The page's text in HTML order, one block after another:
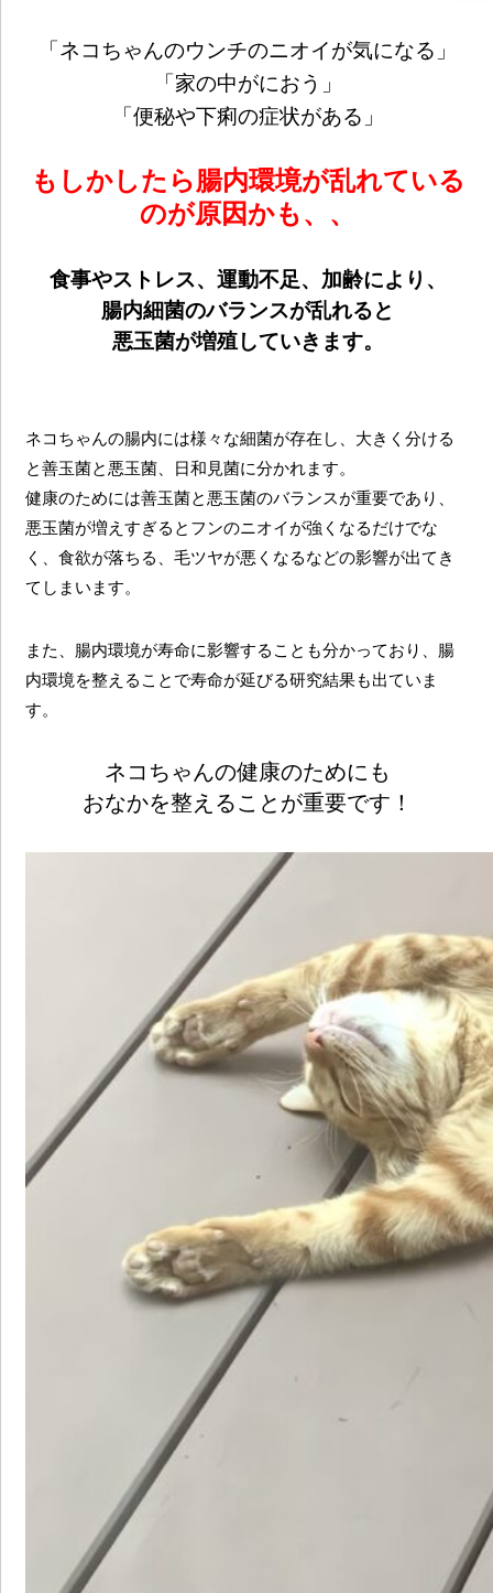
「ネコちゃんのウンチのニオイが気になる」
「家の中がにおう」
「便秘や下痢の症状がある」
もしかしたら腸内環境が乱れている
のが原因かも、、
食事やストレス、運動不足、加齢により、
腸内細菌のバランスが乱れると
悪玉菌が増殖していきます。
ネコちゃんの腸内には様々な細菌が存在し、大きく分ける
と善玉菌と悪玉菌、日和見菌に分かれます。
健康のためには善玉菌と悪玉菌のバランスが重要であり、
悪玉菌が増えすぎるとフンのニオイが強くなるだけでな
く、食欲が落ちる、毛ツヤが悪くなるなどの影響が出てき
てしまいます。
また、腸内環境が寿命に影響することも分かっており、腸
内環境を整えることで寿命が延びる研究結果も出ていま
す。
ネコちゃんの健康のためにも
おなかを整えることが重要です！